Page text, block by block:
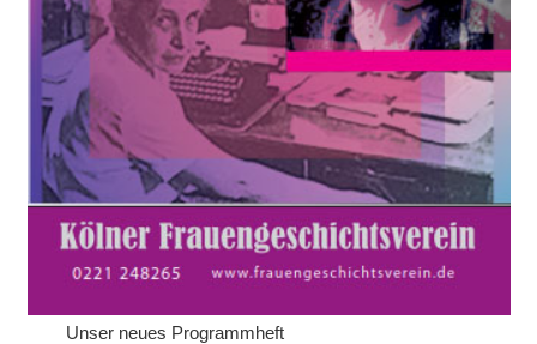
Unser neues Programmheft